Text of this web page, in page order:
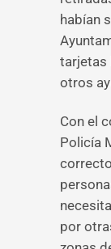
habían
tarjetas
otros
Con el
Policía
por